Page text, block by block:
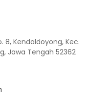
8, Kendaldoyong, Kec.
Jawa Tengah 52362